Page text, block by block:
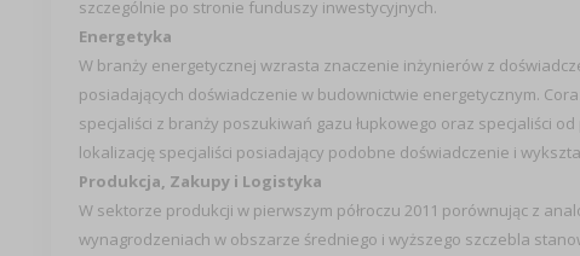
szczególnie po stronie funduszy inwestycyjnych.
Energetyka
W branży energetycznej wzrasta znaczenie inżynierów z
posiadających doświadczenie w budownictwie energetycznym.
specjaliści z branży poszukiwań gazu łupkowego oraz specjaliści
lokalizację specjaliści posiadający podobne doświadczenie i
Produkcja, Zakupy i Logistyka
W sektorze produkcji w pierwszym półroczu 2011 porównując z
wynagrodzeniach w obszarze średniego i wyższego szczebla